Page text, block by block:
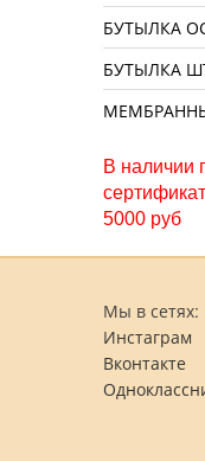
БУТЫЛКА
БУТЫЛКА
В наличии
5000 руб
Мы в сетях:
Инстаграм
Вконтакте